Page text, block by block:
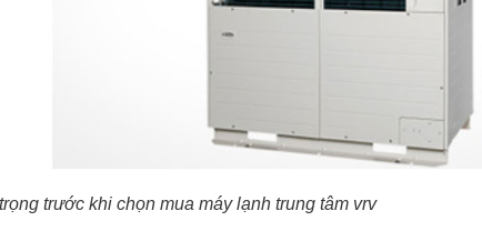
trước khi chọn mua máy lạnh trung tâm vrv